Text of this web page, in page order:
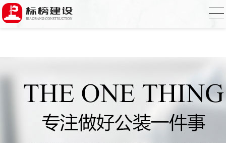
香蕉视频在线免费,香蕉视频导航,黄色香蕉
视频下载,91香蕉APP成人污在线观看